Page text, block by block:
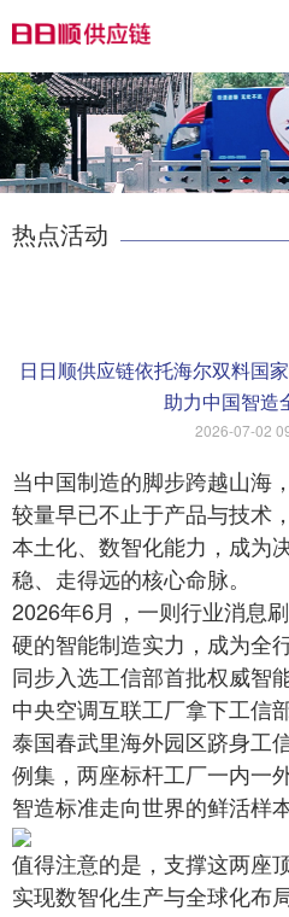
热点活动
日日顺供应链依托海尔双料国
助力中国智造
2026-07-02
当中国制造的脚步跨越山海
较量早已不止于产品与技术
本土化、数智化能力，成为
稳、走得远的核心命脉。
2026年6月，一则行业消息
硬的智能制造实力，成为全
同步入选工信部首批权威智
中央空调互联工厂拿下工信
泰国春武里海外园区跻身工
例集，两座标杆工厂一内一
智造标准走向世界的鲜活样本
值得注意的是，支撑这两座
实现数智化生产与全球化布